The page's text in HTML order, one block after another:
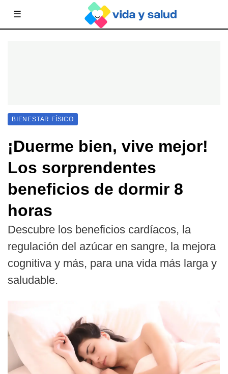
☰
BIENESTAR FÍSICO
¡Duerme bien, vive mejor!
Los sorprendentes
beneficios de dormir 8
horas
Descubre los beneficios cardíacos, la
regulación del azúcar en sangre, la mejora
cognitiva y más, para una vida más larga y
saludable.